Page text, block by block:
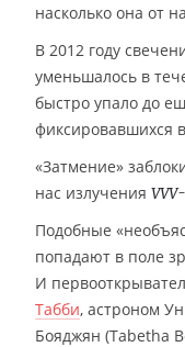
насколько она от
В 2012 году
уменьшалось в
быстро упало до
фиксировавшихся
«Затмение»
нас излучения
Подобные
попадают в поле
И
Табби, астроном
Бояджян (Tabetha